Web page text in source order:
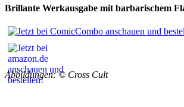
Brillante Werkausgabe mit barbarischem
Abbildungen: © Cross Cult